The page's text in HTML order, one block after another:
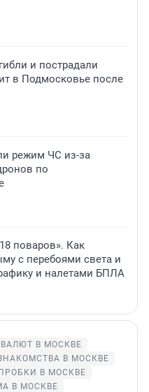
и пострадали
в Подмосковье после
режим ЧС из-за
по
поваров». Как
с перебоями света и
и налетами БПЛА
В МОСКВЕ
В МОСКВЕ
ПРОБКИ В МОСКВЕ
В МОСКВЕ